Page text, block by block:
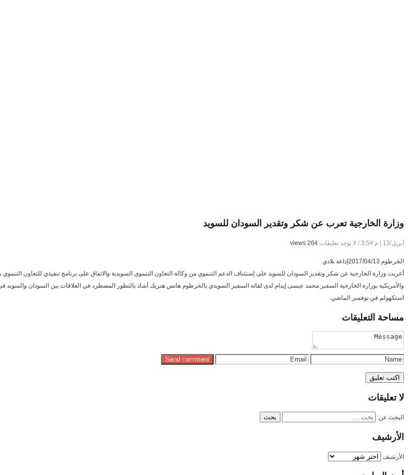
وزارة الخارجية تعرب عن شكر وتقدير السودان للسويد
أبريل/13 | م:3:54 / لا توجد تعليقات 264 views
الخرطوم 2017/04/13إذاعة بلادي
والأمريكية بوزارة الخارجية السفير محمد عيسى إيدام لدى لقائه السفير السويدي بالخرطوم هانس هنريك أشاد بالتطور المضطرد في العلاقات بين السودان والسويد
استكهولم في نوفمبر الماضي.
مساحة التعليقات
لاتعليقات
البحث عن:
الأرشيف
الأرشيف